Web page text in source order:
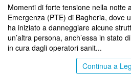
Momenti di forte tensione nella notte
Emergenza (PTE) di Bagheria, dove
ha iniziato a danneggiare alcune
un’altra persona, anch’essa in stato
in cura dagli operatori sanit...
Continua a